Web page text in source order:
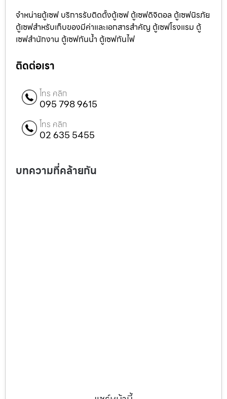
จำหน่ายตู้เซฟ บริการรับติดตั้งตู้เซฟ ตู้เซฟดิจิตอล ตู้เซฟนิรภัย
ตู้เซฟสำหรับเก็บของมีค่าและเอกสารสำคัญ ตู้เซฟโรงแรม ตู้
เซฟสำนักงาน ตู้เซฟกันน้ำ ตู้เซฟกันไฟ
ติดต่อเรา
โทร คลิก
095 798 9615
โทร คลิก
02 635 5455
บทความที่คล้ายกัน